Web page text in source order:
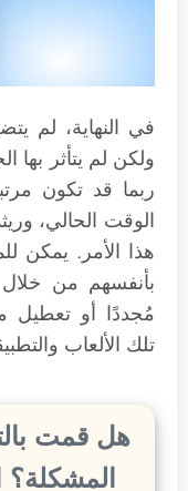
في النهاية، لم
ولكن لم يتأثر بها
ربما قد تكون
الوقت الحالي،
هذا الأمر. يمكن
بأنفسهم من
مُجددًا أو تعطيل
تلك الألعاب
هل قمت
المشكلة؟